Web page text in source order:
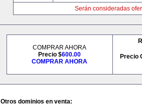
Serán consideradas
COMPRAR AHORA
Precio $600.00
COMPRAR AHORA
Precio
Otros dominios en venta: